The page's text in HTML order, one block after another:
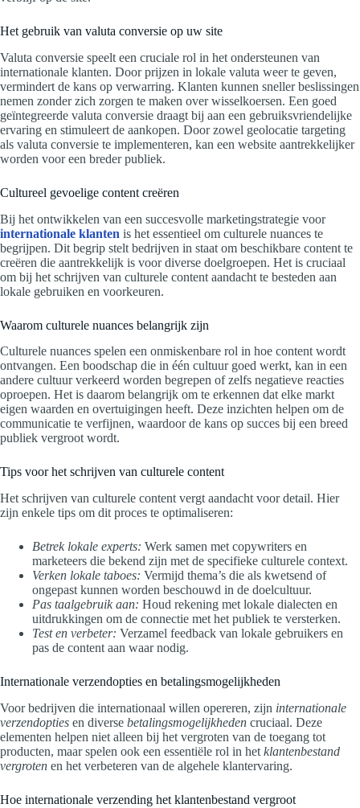
Het gebruik van valuta conversie op uw site
Valuta conversie speelt een cruciale rol in het ondersteunen van
internationale klanten. Door prijzen in lokale valuta weer te geven,
vermindert de kans op verwarring. Klanten kunnen sneller beslissingen
nemen zonder zich zorgen te maken over wisselkoersen. Een goed
geïntegreerde valuta conversie draagt bij aan een gebruiksvriendelijke
ervaring en stimuleert de aankopen. Door zowel geolocatie targeting
als valuta conversie te implementeren, kan een website aantrekkelijker
worden voor een breder publiek.
Cultureel gevoelige content creëren
Bij het ontwikkelen van een succesvolle marketingstrategie voor
internationale klanten is het essentieel om culturele nuances te
begrijpen. Dit begrip stelt bedrijven in staat om beschikbare content te
creëren die aantrekkelijk is voor diverse doelgroepen. Het is cruciaal
om bij het schrijven van culturele content aandacht te besteden aan
lokale gebruiken en voorkeuren.
Waarom culturele nuances belangrijk zijn
Culturele nuances spelen een onmiskenbare rol in hoe content wordt
ontvangen. Een boodschap die in één cultuur goed werkt, kan in een
andere cultuur verkeerd worden begrepen of zelfs negatieve reacties
oproepen. Het is daarom belangrijk om te erkennen dat elke markt
eigen waarden en overtuigingen heeft. Deze inzichten helpen om de
communicatie te verfijnen, waardoor de kans op succes bij een breed
publiek vergroot wordt.
Tips voor het schrijven van culturele content
Het schrijven van culturele content vergt aandacht voor detail. Hier
zijn enkele tips om dit proces te optimaliseren:
Betrek lokale experts: Werk samen met copywriters en
marketeers die bekend zijn met de specifieke culturele context.
Verken lokale taboes: Vermijd thema’s die als kwetsend of
ongepast kunnen worden beschouwd in de doelcultuur.
Pas taalgebruik aan: Houd rekening met lokale dialecten en
uitdrukkingen om de connectie met het publiek te versterken.
Test en verbeter: Verzamel feedback van lokale gebruikers en
pas de content aan waar nodig.
Internationale verzendopties en betalingsmogelijkheden
Voor bedrijven die internationaal willen opereren, zijn internationale
verzendopties en diverse betalingsmogelijkheden cruciaal. Deze
elementen helpen niet alleen bij het vergroten van de toegang tot
producten, maar spelen ook een essentiële rol in het klantenbestand
vergroten en het verbeteren van de algehele klantervaring.
Hoe internationale verzending het klantenbestand vergroot